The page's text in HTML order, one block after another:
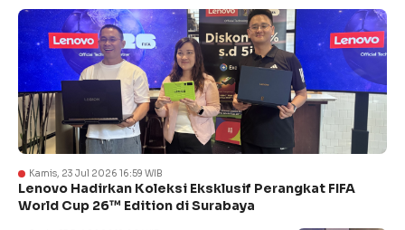
Kamis, 23 Jul 2026 16:59 WIB
Lenovo Hadirkan Koleksi Eksklusif Perangkat FIFA
World Cup 26™ Edition di Surabaya